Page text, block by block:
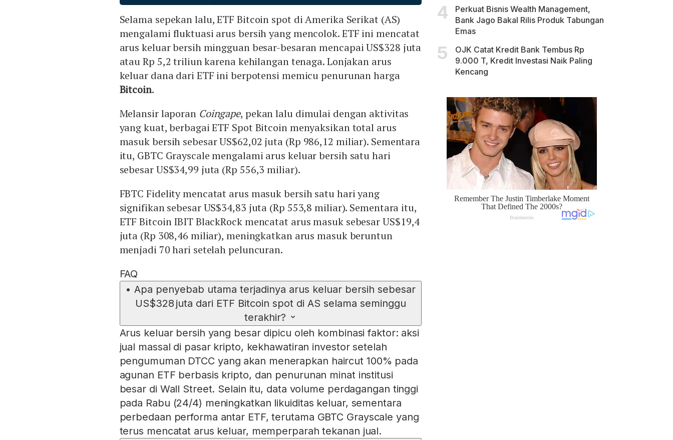
Selama sepekan lalu, ETF Bitcoin spot di Amerika Serikat (AS)
mengalami fluktuasi arus bersih yang mencolok. ETF ini mencatat
arus keluar bersih mingguan besar-besaran mencapai US$328 juta
atau Rp 5,2 triliun karena kehilangan tenaga. Lonjakan arus
keluar dana dari ETF ini berpotensi memicu penurunan harga
Bitcoin.
Melansir laporan Coingape, pekan lalu dimulai dengan aktivitas
yang kuat, berbagai ETF Spot Bitcoin menyaksikan total arus
masuk bersih sebesar US$62,02 juta (Rp 986,12 miliar). Sementara
itu, GBTC Grayscale mengalami arus keluar bersih satu hari
sebesar US$34,99 juta (Rp 556,3 miliar).
FBTC Fidelity mencatat arus masuk bersih satu hari yang
signifikan sebesar US$34,83 juta (Rp 553,8 miliar). Sementara itu,
ETF Bitcoin IBIT BlackRock mencatat arus masuk sebesar US$19,4
juta (Rp 308,46 miliar), meningkatkan arus masuk beruntun
menjadi 70 hari setelah peluncuran.
FAQ
• Apa penyebab utama terjadinya arus keluar bersih sebesar
US$328 juta dari ETF Bitcoin spot di AS selama seminggu
terakhir?
Arus keluar bersih yang besar dipicu oleh kombinasi faktor: aksi
jual massal di pasar kripto, kekhawatiran investor setelah
pengumuman DTCC yang akan menerapkan haircut 100% pada
agunan ETF berbasis kripto, dan penurunan minat institusi
besar di Wall Street. Selain itu, data volume perdagangan tinggi
pada Rabu (24/4) meningkatkan likuiditas keluar, sementara
perbedaan performa antar ETF, terutama GBTC Grayscale yang
terus mencatat arus keluar, memperparah tekanan jual.
Perkuat Bisnis Wealth Management,
Bank Jago Bakal Rilis Produk Tabungan
Emas
OJK Catat Kredit Bank Tembus Rp
9.000 T, Kredit Investasi Naik Paling
Kencang